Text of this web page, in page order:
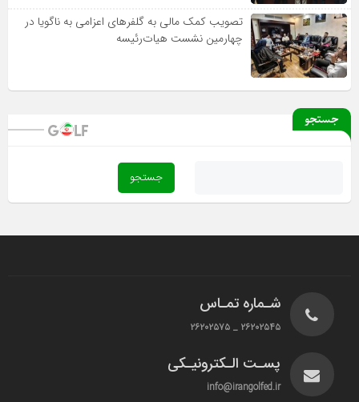
تصویب کمک مالی به گلفرهای اعزامی به ناگویا در
چهارمین نشست هیات‌رئیسه
جستجو
شـماره تمـاس
۲۶۲۰۲۵۴۵ _ ۲۶۲۰۲۵۷۵
پسـت الـکترونیـکی
info@irangolfed.ir